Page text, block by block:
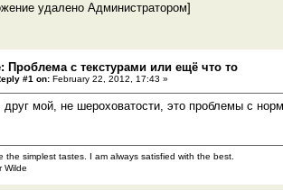
удалено Администратором]
Проблема с текстурами или ещё что то
#1 on: February 22, 2012, 17:43 »
друг мой, не шероховатости, это проблемы с
the simplest tastes. I am always satisfied with the best.
Wilde